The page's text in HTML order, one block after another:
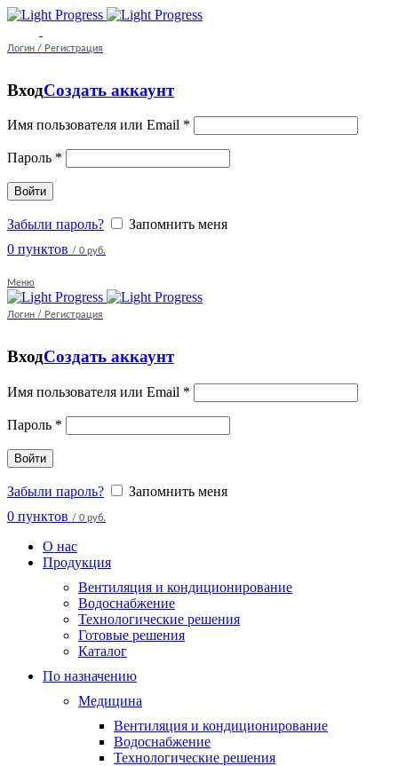
Логин / Регистрация
ВходСоздать аккаунт
Имя пользователя или Email *
Пароль *
Войти
Забыли пароль?
Запомнить меня
0 пунктов / 0 руб.
Меню
Логин / Регистрация
ВходСоздать аккаунт
Имя пользователя или Email *
Пароль *
Войти
Забыли пароль?
Запомнить меня
0 пунктов / 0 руб.
О нас
Продукция
Вентиляция и кондиционирование
Водоснабжение
Технологические решения
Готовые решения
Каталог
По назначению
Медицина
Вентиляция и кондиционирование
Водоснабжение
Технологические решения